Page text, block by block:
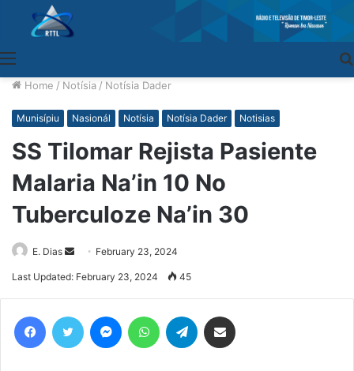
Home / Notísia / Notísia Dader
Munisípiu Nasionál Notísia Notísia Dader Notisias
SS Tilomar Rejista Pasiente
Malaria Na’in 10 No
Tuberculoze Na’in 30
E. Dias
Send
an
February 23, 2024
Last Updated: February 23, 2024 45